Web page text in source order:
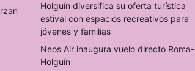
Holguín diversifica su oferta turística
estival con espacios recreativos para
jóvenes y familias
Neos Air inaugura vuelo directo Roma-
Holguín